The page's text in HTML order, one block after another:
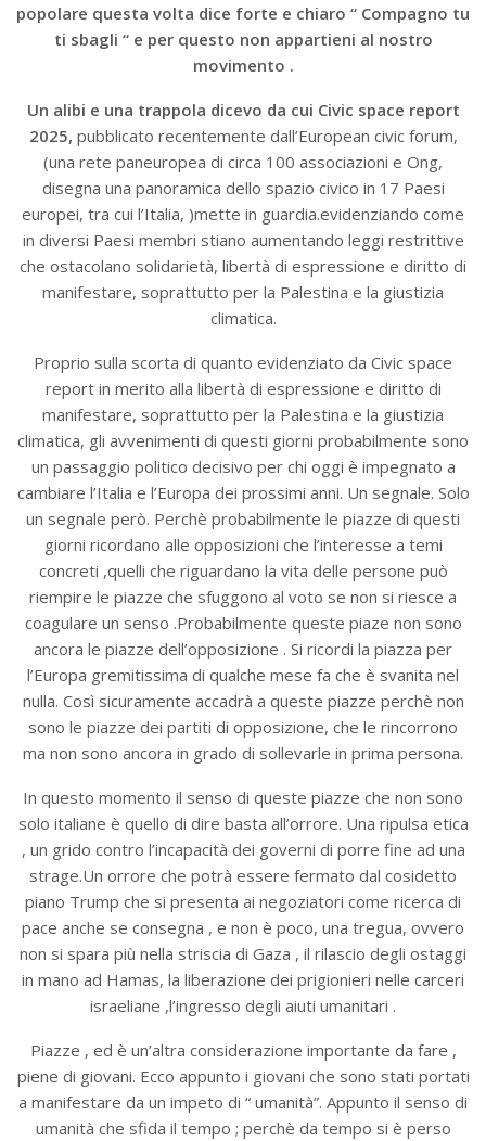
popolare questa volta dice forte e chiaro “ Compagno tu
ti sbagli “ e per questo non appartieni al nostro
movimento .
Un alibi e una trappola dicevo da cui Civic space report
2025, pubblicato recentemente dall’European civic forum,
(una rete paneuropea di circa 100 associazioni e Ong,
disegna una panoramica dello spazio civico in 17 Paesi
europei, tra cui l’Italia, )mette in guardia.evidenziando come
in diversi Paesi membri stiano aumentando leggi restrittive
che ostacolano solidarietà, libertà di espressione e diritto di
manifestare, soprattutto per la Palestina e la giustizia
climatica.
Proprio sulla scorta di quanto evidenziato da Civic space
report in merito alla libertà di espressione e diritto di
manifestare, soprattutto per la Palestina e la giustizia
climatica, gli avvenimenti di questi giorni probabilmente sono
un passaggio politico decisivo per chi oggi è impegnato a
cambiare l’Italia e l’Europa dei prossimi anni. Un segnale. Solo
un segnale però. Perchè probabilmente le piazze di questi
giorni ricordano alle opposizioni che l’interesse a temi
concreti ,quelli che riguardano la vita delle persone può
riempire le piazze che sfuggono al voto se non si riesce a
coagulare un senso .Probabilmente queste piaze non sono
ancora le piazze dell’opposizione . Si ricordi la piazza per
l’Europa gremitissima di qualche mese fa che è svanita nel
nulla. Così sicuramente accadrà a queste piazze perchè non
sono le piazze dei partiti di opposizione, che le rincorrono
ma non sono ancora in grado di sollevarle in prima persona.
In questo momento il senso di queste piazze che non sono
solo italiane è quello di dire basta all’orrore. Una ripulsa etica
, un grido contro l’incapacità dei governi di porre fine ad una
strage.Un orrore che potrà essere fermato dal cosidetto
piano Trump che si presenta ai negoziatori come ricerca di
pace anche se consegna , e non è poco, una tregua, ovvero
non si spara più nella striscia di Gaza , il rilascio degli ostaggi
in mano ad Hamas, la liberazione dei prigionieri nelle carceri
israeliane ,l’ingresso degli aiuti umanitari .
Piazze , ed è un’altra considerazione importante da fare ,
piene di giovani. Ecco appunto i giovani che sono stati portati
a manifestare da un impeto di “ umanità”. Appunto il senso di
umanità che sfida il tempo ; perchè da tempo si è perso